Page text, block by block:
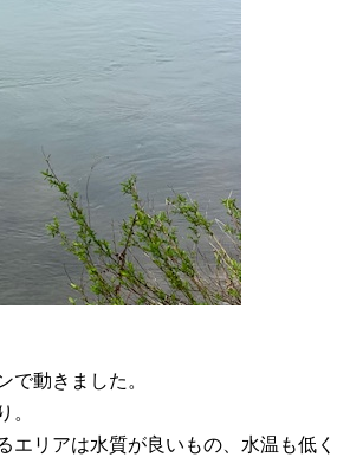
動きました。
リアは水質が良いもの、水温も低く